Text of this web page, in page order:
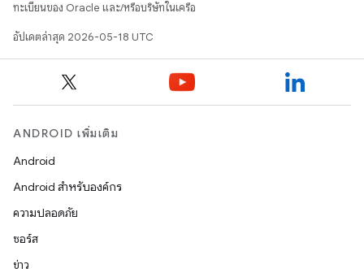
ทะเบียนของ Oracle และ/หรือบริษัทในเครือ
อัปเดตล่าสุด 2026-05-18 UTC
ANDROID เพิ่มเติม
Android
Android สำหรับองค์กร
ความปลอดภัย
ซอร์ส
ข่าว